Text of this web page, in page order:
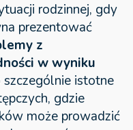
rodzinnej, gdy
prezentować
z
w wyniku
szczególnie istotne
gdzie
może prowadzić